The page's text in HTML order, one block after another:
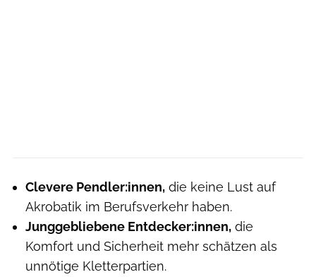
Clevere Pendler:innen, die keine Lust auf
Akrobatik im Berufsverkehr haben.
Junggebliebene Entdecker:innen, die
Komfort und Sicherheit mehr schätzen als
unnötige Kletterpartien.